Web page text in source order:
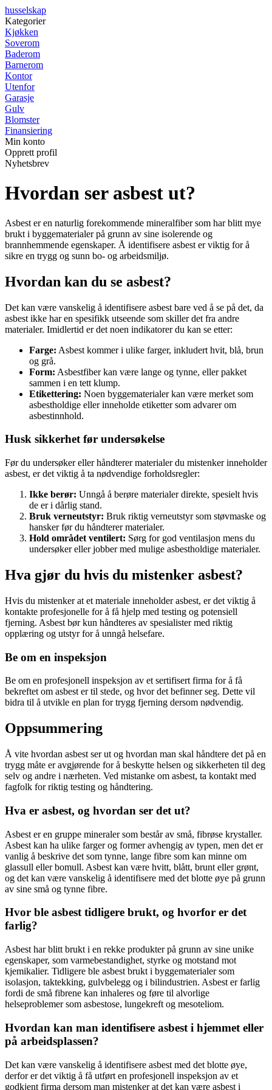
husselskap
Kategorier
Kjøkken
Soverom
Baderom
Barnerom
Kontor
Utenfor
Garasje
Gulv
Blomster
Finansiering
Min konto
Opprett profil
Nyhetsbrev
Hvordan ser asbest ut?
Asbest er en naturlig forekommende mineralfiber som har blitt mye
brukt i byggematerialer på grunn av sine isolerende og
brannhemmende egenskaper. Å identifisere asbest er viktig for å
sikre en trygg og sunn bo- og arbeidsmiljø.
Hvordan kan du se asbest?
Det kan være vanskelig å identifisere asbest bare ved å se på det, da
asbest ikke har en spesifikk utseende som skiller det fra andre
materialer. Imidlertid er det noen indikatorer du kan se etter:
Farge: Asbest kommer i ulike farger, inkludert hvit, blå, brun
og grå.
Form: Asbestfiber kan være lange og tynne, eller pakket
sammen i en tett klump.
Etikettering: Noen byggematerialer kan være merket som
asbestholdige eller inneholde etiketter som advarer om
asbestinnhold.
Husk sikkerhet før undersøkelse
Før du undersøker eller håndterer materialer du mistenker inneholder
asbest, er det viktig å ta nødvendige forholdsregler:
Ikke berør: Unngå å berøre materialer direkte, spesielt hvis
de er i dårlig stand.
Bruk verneutstyr: Bruk riktig verneutstyr som støvmaske og
hansker før du håndterer materialer.
Hold området ventilert: Sørg for god ventilasjon mens du
undersøker eller jobber med mulige asbestholdige materialer.
Hva gjør du hvis du mistenker asbest?
Hvis du mistenker at et materiale inneholder asbest, er det viktig å
kontakte profesjonelle for å få hjelp med testing og potensiell
fjerning. Asbest bør kun håndteres av spesialister med riktig
opplæring og utstyr for å unngå helsefare.
Be om en inspeksjon
Be om en profesjonell inspeksjon av et sertifisert firma for å få
bekreftet om asbest er til stede, og hvor det befinner seg. Dette vil
bidra til å utvikle en plan for trygg fjerning dersom nødvendig.
Oppsummering
Å vite hvordan asbest ser ut og hvordan man skal håndtere det på en
trygg måte er avgjørende for å beskytte helsen og sikkerheten til deg
selv og andre i nærheten. Ved mistanke om asbest, ta kontakt med
fagfolk for riktig testing og håndtering.
Hva er asbest, og hvordan ser det ut?
Asbest er en gruppe mineraler som består av små, fibrøse krystaller.
Asbest kan ha ulike farger og former avhengig av typen, men det er
vanlig å beskrive det som tynne, lange fibre som kan minne om
glassull eller bomull. Asbest kan være hvitt, blått, brunt eller grønt,
og det kan være vanskelig å identifisere med det blotte øye på grunn
av sine små og tynne fibre.
Hvor ble asbest tidligere brukt, og hvorfor er det
farlig?
Asbest har blitt brukt i en rekke produkter på grunn av sine unike
egenskaper, som varmebestandighet, styrke og motstand mot
kjemikalier. Tidligere ble asbest brukt i byggematerialer som
isolasjon, taktekking, gulvbelegg og i bilindustrien. Asbest er farlig
fordi de små fibrene kan inhaleres og føre til alvorlige
helseproblemer som asbestose, lungekreft og mesoteliom.
Hvordan kan man identifisere asbest i hjemmet eller
på arbeidsplassen?
Det kan være vanskelig å identifisere asbest med det blotte øye,
derfor er det viktig å få utført en profesjonell inspeksjon av et
godkjent firma dersom man mistenker at det kan være asbest i